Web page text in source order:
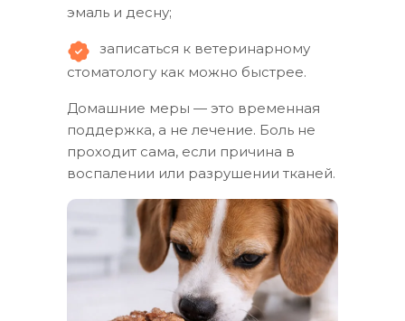
эмаль и десну;
записаться к ветеринарному
стоматологу как можно быстрее.
Домашние меры — это временная
поддержка, а не лечение. Боль не
проходит сама, если причина в
воспалении или разрушении тканей.